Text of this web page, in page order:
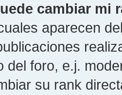
cambiar mi
aparecen
del foro, e.j.
su rank